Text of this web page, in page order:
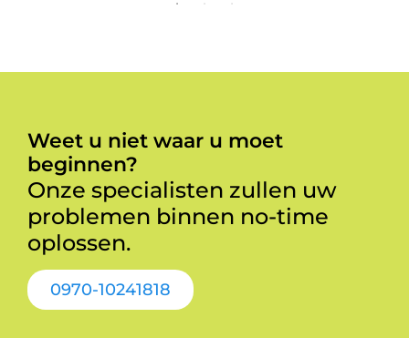
Weet u niet waar u moet
beginnen?
Onze specialisten zullen uw
problemen binnen no-time
oplossen.
0970-10241818